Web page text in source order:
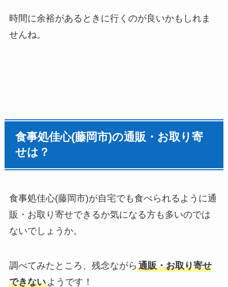
時間に余裕があるときに行くのが良いかもしれま
せんね。
食事処佳心(藤岡市)の通販・お取り寄
せは？
食事処佳心(藤岡市)が自宅でも食べられるように通
販・お取り寄せできるか気になる方も多いのでは
ないでしょうか。
調べてみたところ、残念ながら 通販・お取り寄せ
できないようです！